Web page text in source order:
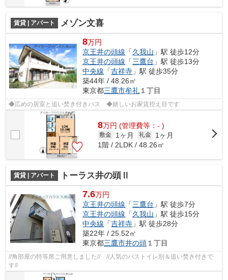
賃貸 | アパート メゾン文喜
8万円
京王井の頭線 「久我山 」駅 徒歩12分
京王井の頭線 「三鷹台 」駅 徒歩13分
中央線 「吉祥寺 」駅 徒歩35分
築44年 / 48.26㎡
東京都三鷹市牟礼 １丁目
◆広めの居室と追い焚き付きバス ◆嬉しいお家賃控え目です
8万円 (管理費等：- )
敷金 1ヶ月 礼金
1ヶ月
1階 / 2LDK / 48.26㎡
賃貸 | アパート トーラス井の頭Ⅱ
7.6万円
京王井の頭線 「三鷹台 」駅 徒歩7分
京王井の頭線 「久我山 」駅 徒歩15分
中央線 「吉祥寺 」駅 徒歩28分
築22年 / 25.52㎡
東京都三鷹市井の頭 １丁目
//角部屋の特等席ご用意しました// //人気のバストイレ別＆追い焚き付きで
す//